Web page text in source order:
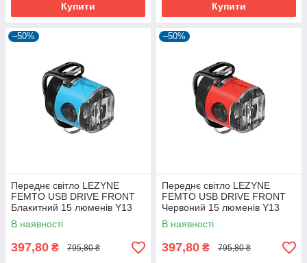
Купити Купити
–50%
Переднє світло LEZYNE
FEMTO USB DRIVE FRONT
Блакитний 15 люменів Y13
В наявності
397,80 ₴ 795,80 ₴
–50%
Переднє світло LEZYNE
FEMTO USB DRIVE FRONT
Червоний 15 люменів Y13
В наявності
397,80 ₴ 795,80 ₴